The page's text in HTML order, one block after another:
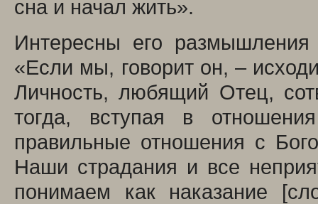
сна и начал жить».
Интересны его
«Если мы, говорит он, –
Личность, любящий Отец,
тогда, вступая в
правильные отношения с
Наши страдания и все
понимаем как наказание